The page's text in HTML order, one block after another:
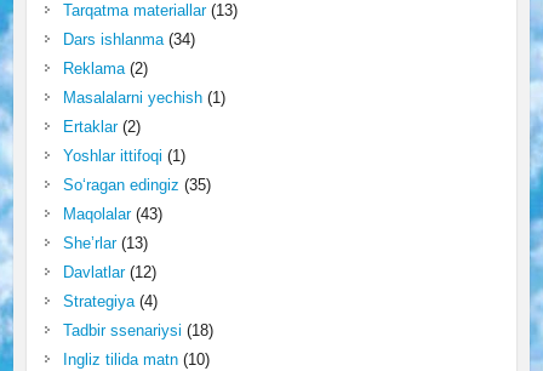
Tarqatma materiallar(13)
Dars ishlanma(34)
Reklama(2)
Masalalarni yechish(1)
Ertaklar(2)
Yoshlar ittifoqi (1)
So‘ragan edingiz (35)
Maqolalar(43)
She’rlar(13)
Davlatlar(12)
Strategiya(4)
Tadbir ssenariysi (18)
Ingliz tilida matn(10)